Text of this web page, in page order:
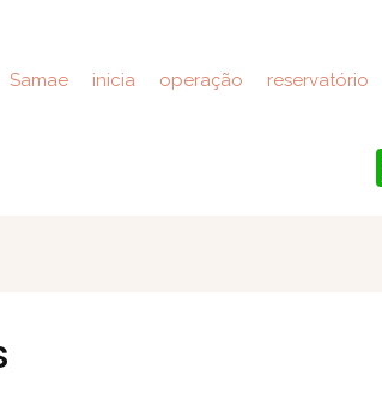
Samae inicia operação reservatório